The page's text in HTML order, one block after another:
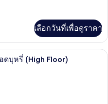
เลือกวันที่เพื่อดูราคา
โต๊ะทำงาน, พื้นที่ทำงานแบบใช้แล็ปท็อ
ดบุหรี่ (High Floor)